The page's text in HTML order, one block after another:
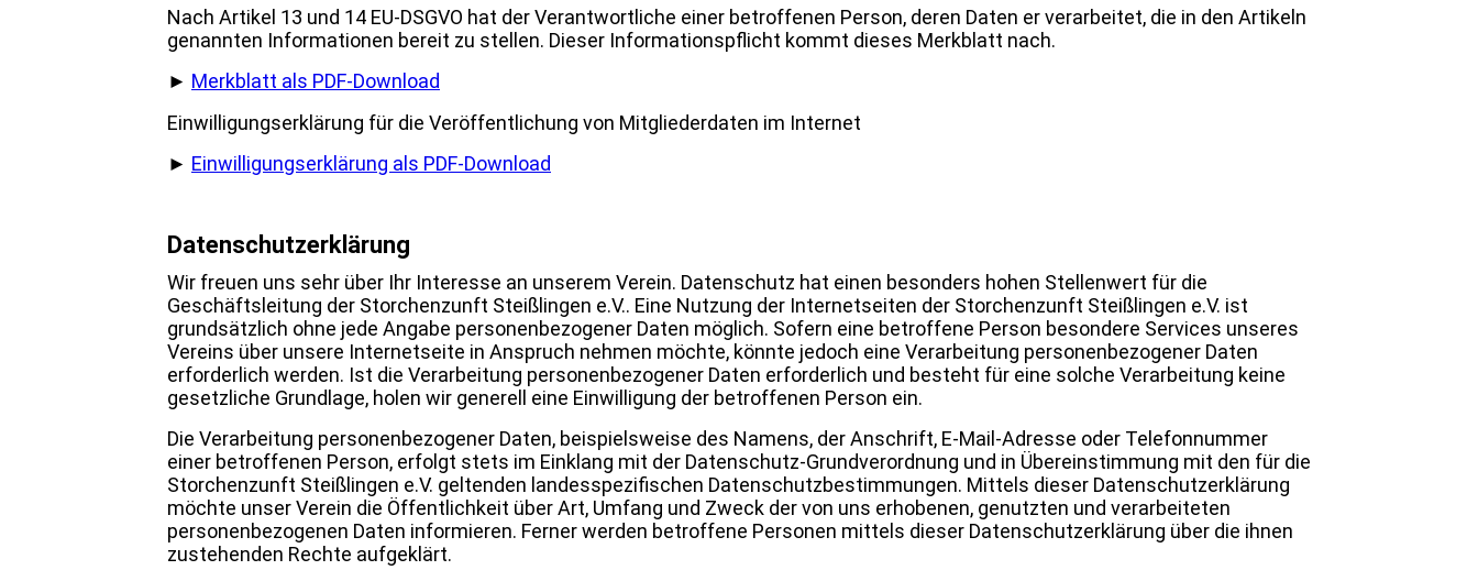
Nach Artikel 13 und 14 EU-DSGVO hat der Verantwortliche einer betroffenen Person, deren Daten er verarbeitet, die in den Artikeln
genannten Informationen bereit zu stellen. Dieser Informationspflicht kommt dieses Merkblatt nach.
► Merkblatt als PDF-Download
Einwilligungserklärung für die Veröffentlichung von Mitgliederdaten im Internet
► Einwilligungserklärung als PDF-Download
Datenschutzerklärung
Wir freuen uns sehr über Ihr Interesse an unserem Verein. Datenschutz hat einen besonders hohen Stellenwert für die
Geschäftsleitung der Storchenzunft Steißlingen e.V.. Eine Nutzung der Internetseiten der Storchenzunft Steißlingen e.V. ist
grundsätzlich ohne jede Angabe personenbezogener Daten möglich. Sofern eine betroffene Person besondere Services unseres
Vereins über unsere Internetseite in Anspruch nehmen möchte, könnte jedoch eine Verarbeitung personenbezogener Daten
erforderlich werden. Ist die Verarbeitung personenbezogener Daten erforderlich und besteht für eine solche Verarbeitung keine
gesetzliche Grundlage, holen wir generell eine Einwilligung der betroffenen Person ein.
Die Verarbeitung personenbezogener Daten, beispielsweise des Namens, der Anschrift, E-Mail-Adresse oder Telefonnummer
einer betroffenen Person, erfolgt stets im Einklang mit der Datenschutz-Grundverordnung und in Übereinstimmung mit den für die
Storchenzunft Steißlingen e.V. geltenden landesspezifischen Datenschutzbestimmungen. Mittels dieser Datenschutzerklärung
möchte unser Verein die Öffentlichkeit über Art, Umfang und Zweck der von uns erhobenen, genutzten und verarbeiteten
personenbezogenen Daten informieren. Ferner werden betroffene Personen mittels dieser Datenschutzerklärung über die ihnen
zustehenden Rechte aufgeklärt.